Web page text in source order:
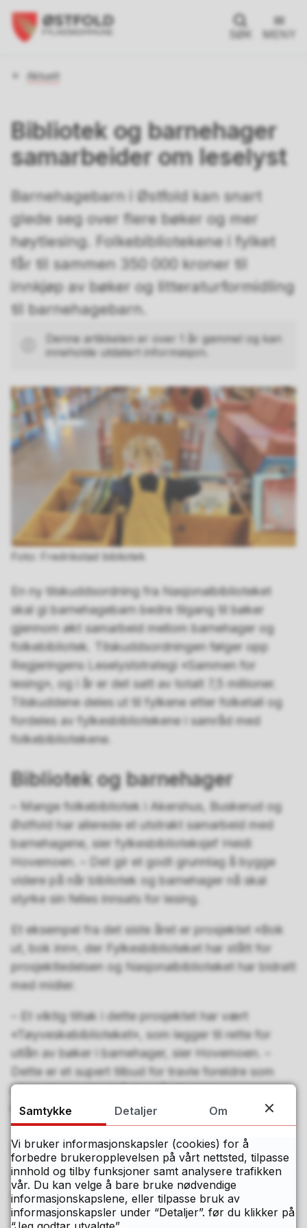
SØK MENY
Du
Aktuelt
Bibliotek og barnehager
samarbeider om leselyst
Barnehagebarn i Østfold kan snart
glede seg over flere bøker og mer
høytlesing. Folkebibliotekene i fylket
får til sammen 350 000 kroner til
innkjøp av bøker og litteraturformidling
til barnehagebarn.
Denne artikkelen er over 1 år gammel og kan
inneholde utdatert informasjon.
Fredrikstad bibliotek
En ny tilskuddsordning fra Nasjonalbiblioteket
skal gi barnehagebarn bedre tilgang til bøker
gjennom økt samarbeid mellom barnehager og
folkebibliotek. Tilskuddsordningen følger opp
Regjeringens Leselyststrategi «Sammen for
lesing», og i år er det satt av totalt 7,5 millioner.
Tilskuddene deles ut til fylkene etter folketall og
fordeles av fylkesbibliotekene i samråd med
folkebibliotekene.
Bibliotek og barnehager
– Mange folkebibliotek i Akershus, Buskerud og
Østfold har allerede et utstrakt samarbeid med
barnehagene, sier fylkesbiblioteksjef Heidi
Hovemoen. – Det gir et godt grunnlag å bygge
videre på når bibliotek og barnehager nå skal
styrke sin felles innsats for lesing.
Et eksempel fra det siste året er prosjektet «Bok
ut, bok inn», der Fylkesbiblioteket har stått for
prosjektledelsen og Nasjonalbiblioteket har bidratt
med midler.
– Et viktig tiltak i dette prosjektet har vært
«Tøyveskebiblioteket», som legger til rette for
utlån av bøker i barnehager, sier Hovemoen. –
Dette er et supert tilbud for travle foreldre som
ikke alltid har tid til å dra på biblioteket. I mange
kommuner har det rett og slett blitt en suksess!
Flere tøyveskebibliotek
Fredrikstad er blant kommunene som er godt i
gang med Tøyveskebiblioteket.
– Vi tilbyr tøyveskebibliotek til utvalgte
Samtykke Detaljer Om
Vi bruker informasjonskapsler (cookies) for å
forbedre brukeropplevelsen på vårt nettsted, tilpasse
innhold og tilby funksjoner samt analysere trafikken
vår. Du kan velge å bare bruke nødvendige
informasjonskapslene, eller tilpasse bruk av
informasjonskapsler under “Detaljer”. før du klikker på